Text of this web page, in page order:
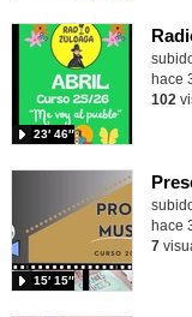
23′ 46″
hace
102
15′ 15″
hace
7